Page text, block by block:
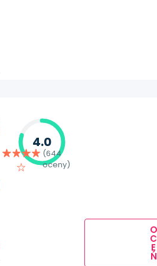
4.0
(644
oceny)
O
C
E
Ń